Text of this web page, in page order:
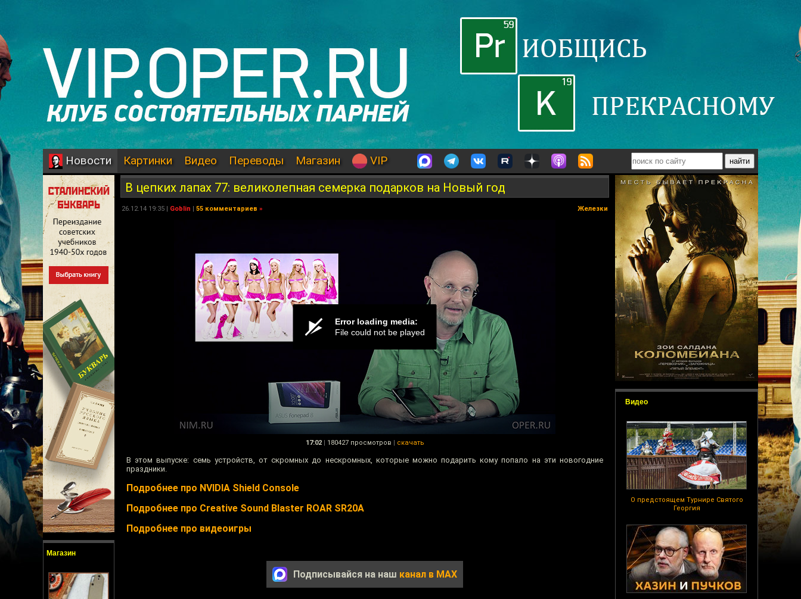
Новости Картинки Видео Переводы Магазин VIP
Магазин
Видео
О предстоящем Турнире Святого
Георгия
В цепких лапах 77: великолепная семерка подарков на Новый год
26.12.14 19:35 | Goblin | 55 комментариев » Железки
17:02 | 180427 просмотров | скачать
В этом выпуске: семь устройств, от скромных до нескромных, которые можно подарить кому попало на эти новогодние
праздники.
Подробнее про NVIDIA Shield Console
Подробнее про Creative Sound Blaster ROAR SR20A
Подробнее про видеоигры
Подписывайся на наш канал в MAX